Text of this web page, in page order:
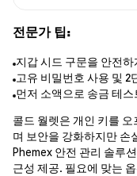
전문가 팁:
지갑 시드 구문을 안전
고유 비밀번호 사용 및 2
먼저 소액으로 송금 테스
콜드 월렛은 개인 키를
며 보안을 강화하지만 손
Phemex 안전 관리 솔루
근성 제공. 필요에 맞는